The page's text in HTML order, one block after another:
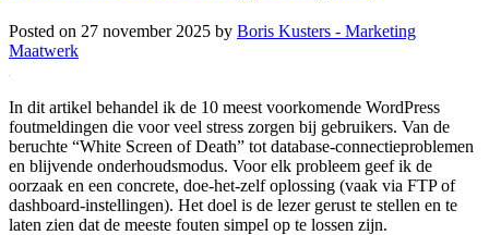
Posted on 27 november 2025 by Boris Kusters - Marketing
Maatwerk
In dit artikel behandel ik de 10 meest voorkomende WordPress
foutmeldingen die voor veel stress zorgen bij gebruikers. Van de
beruchte “White Screen of Death” tot database-connectieproblemen
en blijvende onderhoudsmodus. Voor elk probleem geef ik de
oorzaak en een concrete, doe-het-zelf oplossing (vaak via FTP of
dashboard-instellingen). Het doel is de lezer gerust te stellen en te
laten zien dat de meeste fouten simpel op te lossen zijn.